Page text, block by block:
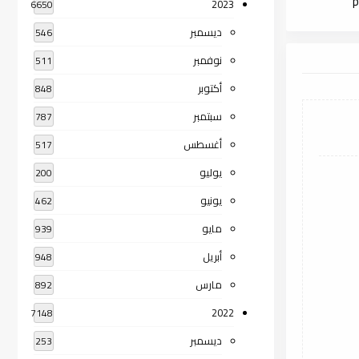
2023
6650
ديسمبر 546
نوفمبر 511
أكتوبر 848
سبتمبر 787
أغسطس 517
يوليو 200
يونيو 462
مايو 939
أبريل 948
مارس 892
2022
7148
ديسمبر 253